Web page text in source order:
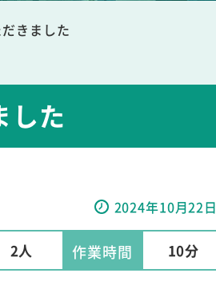
きました
した
2024年10月22日
2人 作業時間 10分